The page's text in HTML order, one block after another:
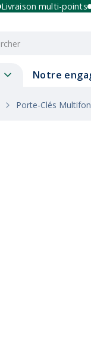
multi-points
Notre
Porte-Clés